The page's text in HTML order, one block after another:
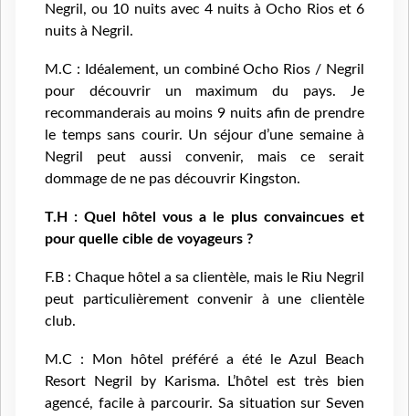
Negril, ou 10 nuits avec 4 nuits à Ocho Rios et 6
nuits à Negril.
M.C : Idéalement, un combiné Ocho Rios / Negril
pour découvrir un maximum du pays. Je
recommanderais au moins 9 nuits afin de prendre
le temps sans courir. Un séjour d’une semaine à
Negril peut aussi convenir, mais ce serait
dommage de ne pas découvrir Kingston.
T.H : Quel hôtel vous a le plus convaincues et
pour quelle cible de voyageurs ?
F.B : Chaque hôtel a sa clientèle, mais le Riu Negril
peut particulièrement convenir à une clientèle
club.
M.C : Mon hôtel préféré a été le Azul Beach
Resort Negril by Karisma. L’hôtel est très bien
agencé, facile à parcourir. Sa situation sur Seven